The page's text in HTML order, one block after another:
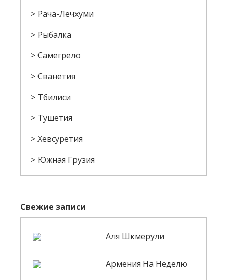
Рача-Лечхуми
Рыбалка
Самегрело
Сванетия
Тбилиси
Тушетия
Хевсуретия
Южная Грузия
Свежие записи
Аля Шкмерули
Армения На Неделю